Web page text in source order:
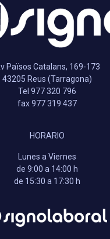
Països Catalans, 169-173
43205 Reus (Tarragona)
Tel 977 320 796
fax 977 319 437
HORARIO
Lunes a Viernes
de 9:00 a 14:00 h
de 15:30 a 17:30 h